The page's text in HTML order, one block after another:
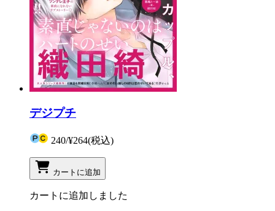
デジプチ
240/¥264(税込)
カートに追加
カートに追加しました